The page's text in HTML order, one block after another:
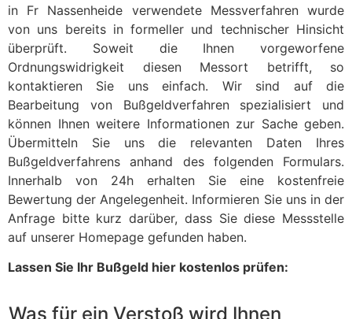
in Fr Nassenheide verwendete Messverfahren wurde
von uns bereits in formeller und technischer Hinsicht
überprüft. Soweit die Ihnen vorgeworfene
Ordnungswidrigkeit diesen Messort betrifft, so
kontaktieren Sie uns einfach. Wir sind auf die
Bearbeitung von Bußgeldverfahren spezialisiert und
können Ihnen weitere Informationen zur Sache geben.
Übermitteln Sie uns die relevanten Daten Ihres
Bußgeldverfahrens anhand des folgenden Formulars.
Innerhalb von 24h erhalten Sie eine kostenfreie
Bewertung der Angelegenheit. Informieren Sie uns in der
Anfrage bitte kurz darüber, dass Sie diese Messstelle
auf unserer Homepage gefunden haben.
Lassen Sie Ihr Bußgeld hier kostenlos prüfen:
Was für ein Verstoß wird Ihnen